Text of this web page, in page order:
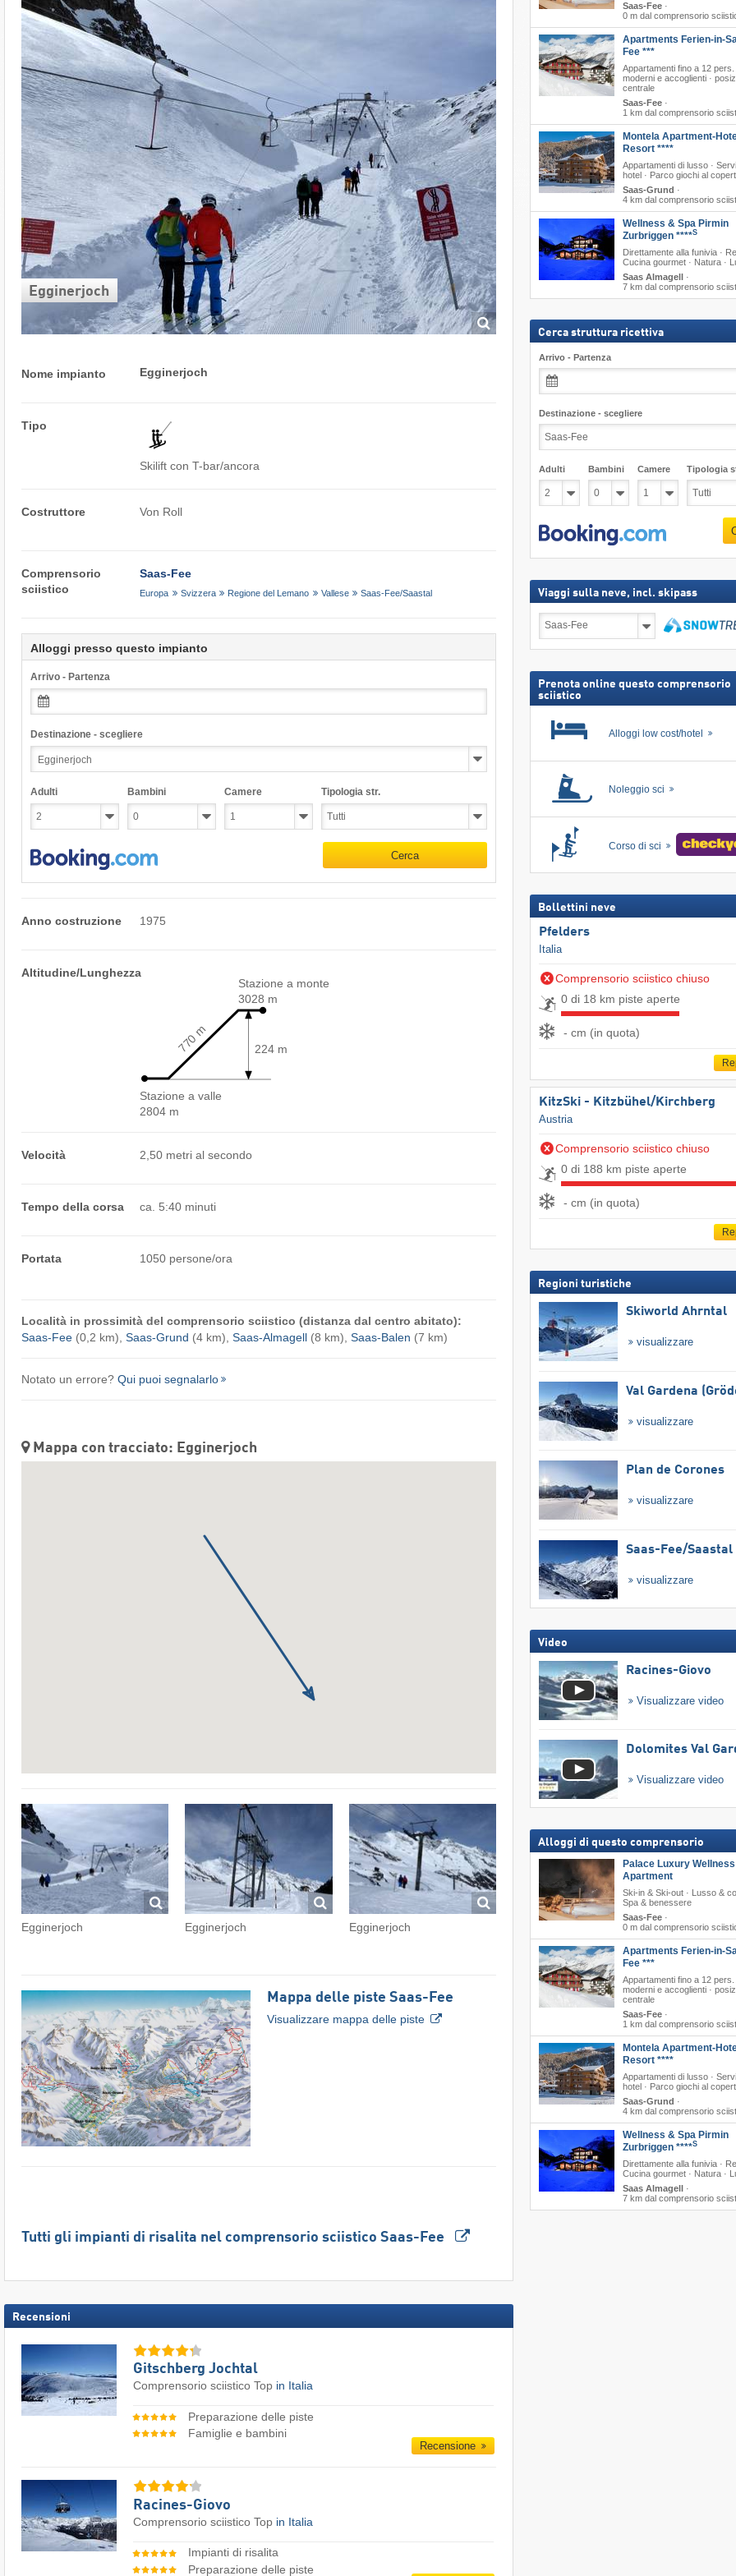
Egginerjoch
Nome impianto Egginerjoch
Tipo
Skilift con T-bar/ancora
Costruttore Von Roll
Comprensorio
sciistico
Saas-Fee
Europa Svizzera Regione del Lemano Vallese Saas-Fee/Saastal
Alloggi presso questo impianto
Arrivo - Partenza
Destinazione - scegliere
Adulti Bambini Camere Tipologia str.
Cerca
Anno costruzione 1975
Altitudine/Lunghezza
Stazione a valle
2804 m
Stazione a monte
3028 m
224 m
770 m
Velocità 2,50 metri al secondo
Tempo della corsa ca. 5:40 minuti
Portata 1050 persone/ora
Località in prossimità del comprensorio sciistico (distanza dal centro abitato):
Saas-Fee(0,2 km), Saas-Grund (4 km), Saas-Almagell(8 km), Saas-Balen (7 km)
Notato un errore? Qui puoi segnalarlo
Mappa con tracciato: Egginerjoch
Egginerjoch Egginerjoch Egginerjoch
Mappa delle piste Saas-Fee
Visualizzare mappa delle piste
Tutti gli impianti di risalita nel comprensorio sciistico Saas-Fee
Recensioni
Gitschberg Jochtal
Comprensorio sciistico Top in Italia
Preparazione delle piste
Famiglie e bambini
Recensione
Racines-Giovo
Comprensorio sciistico Top in Italia
Impianti di risalita
Preparazione delle piste
Saas-Fee·
0 m dal comprensorio
Apartments Ferien-in-
Fee ***
Appartamenti fino a 12 pers.
moderni e accoglienti ·
centrale
Saas-Fee·
1 km dal comprensorio
Montela Apartment-
Resort ****
Appartamenti di lusso ·
hotel · Parco giochi al
Saas-Grund ·
4 km dal comprensorio
Wellness & Spa Pirmin
Zurbriggen ****S
Direttamente alla funivia ·
Cucina gourmet · Natura ·
Saas Almagell·
7 km dal comprensorio
Cerca struttura ricettiva
Arrivo - Partenza
Destinazione - scegliere
Adulti Bambini Camere Tipologia
Viaggi sulla neve, incl. skipass
sulla
Prenota online questo comprensorio
sciistico
Alloggi low cost/hotel
Noleggio sci
Corso di sci
Bollettini neve
Pfelders
Italia
Comprensorio sciistico chiuso
0 di 18 km piste aperte
- cm (in quota)
KitzSki - Kitzbühel/​Kirchberg
Austria
Comprensorio sciistico chiuso
0 di 188 km piste aperte
- cm (in quota)
Regioni turistiche
Skiworld Ahrntal
visualizzare
Val Gardena
visualizzare
Plan de Corones
visualizzare
Saas-Fee/​Saastal
visualizzare
Video
Racines-Giovo
Visualizzare video
Dolomites Val
Visualizzare video
Alloggi di questo comprensorio
Palace Luxury Wellness
Apartment
Ski-in & Ski-out · Lusso &
Spa & benessere
Saas-Fee·
0 m dal comprensorio
Apartments Ferien-in-
Fee ***
Appartamenti fino a 12 pers.
moderni e accoglienti ·
centrale
Saas-Fee·
1 km dal comprensorio
Montela Apartment-
Resort ****
Appartamenti di lusso ·
hotel · Parco giochi al
Saas-Grund ·
4 km dal comprensorio
Wellness & Spa Pirmin
Zurbriggen ****S
Direttamente alla funivia ·
Cucina gourmet · Natura ·
Saas Almagell·
7 km dal comprensorio